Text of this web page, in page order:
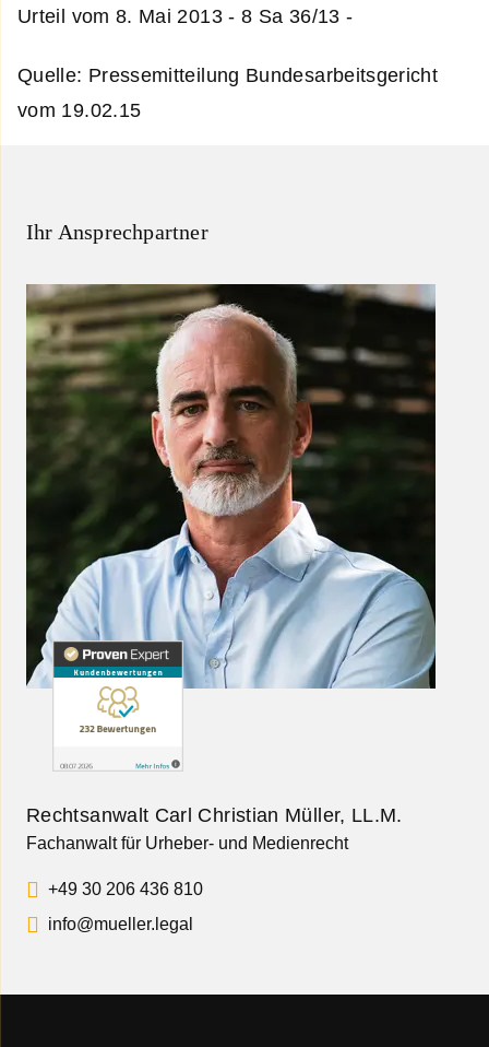
Urteil vom 8. Mai 2013 - 8 Sa 36/13 -
Quelle: Pressemitteilung Bundesarbeitsgericht
vom 19.02.15
Ihr Ansprechpartner
Rechtsanwalt Carl Christian Müller, LL.M.
Fachanwalt für Urheber- und Medienrecht
+49 30 206 436 810
info@mueller.legal